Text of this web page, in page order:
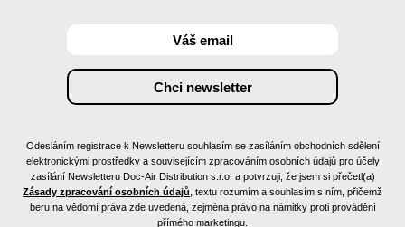
Odesláním registrace k Newsletteru souhlasím se zasíláním obchodních sdělení
elektronickými prostředky a souvisejícím zpracováním osobních údajů pro účely
zasílání Newsletteru Doc-Air Distribution s.r.o. a potvrzuji, že jsem si přečetl(a)
Zásady zpracování osobních údajů , textu rozumím a souhlasím s ním, přičemž
beru na vědomí práva zde uvedená, zejména právo na námitky proti provádění
přímého marketingu.